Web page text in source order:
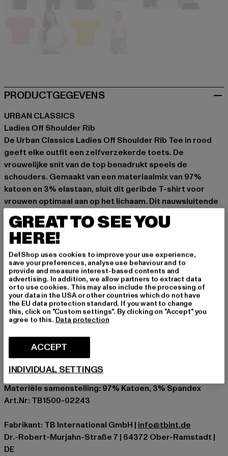
PRODUCTGEGEVENS
URBAN CLASSICS
Ladies Off Shoulder Rib
De Urban Classics Ladies Off Shoulder Rib Tee in rood
geeft elke outfit een zelfverzekerde toets. De
vrouwelijke snit van de top benadrukt speels de
schouders. Gemaakt van een materiaalmix van 97%
katoen en 3% elastaan, sluit dit geribde T-shirt voor
vrouwen optimaal aan op het lichaam. Dit nauwsluitende
ontwerp biedt niet alleen een aantrekkelijk silhouet,
maar ook het nodige draagcomfort voor een actieve dag
of een avondje uit met vrienden. Of het nu met een high-
waist jeans of een minirok is, deze Rib Tee is een
statement piece voor "Queens" die weten wat ze willen.
Gelegenheid: Alledaags, Vrije tijd, Casual, Casual, Basis
Halslijn: Carmenhalslijn
Type huls: Korte mouw
Patroon: Effen
Cut: Aansluitend
Merk: Urban Classics
Kategori: Kleding
Kleur: rot
Kleur fabrikant: redwine
Materiële samenstelling: 97% Katoen, 3% Spandex
Art.Nr: TB1500-02243
Fabrikant: TB International GmbH | info@tbint.de
Dr.-Robert-Murjahn-Straße 7 | 64372 Ober-Ramstadt |
DE
GREAT TO SEE YOU
HERE!
DefShop uses cookies to improve your use experience,
save your preferences, analyse use behaviour and to
provide and measure interest-based contents and
advertising. In addition, we allow partners to extract data
or to use cookies. This may also include the processing of
your data in the USA or other countries which do not have
the EU data protection standard. If you want to change
this, click on "Custom settings". By clicking on "Accept" you
agree to this. Data protection
ACCEPT
INDIVIDUAL SETTINGS